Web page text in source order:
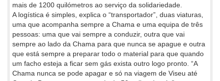
mais de 1200 quilómetros ao serviço da solidariedade.
A logística é simples, explica o “transportador”, duas viaturas,
uma que acompanha sempre a Chama e uma equipa de três
pessoas: uma que vai sempre a conduzir, outra que vai
sempre ao lado da Chama para que nunca se apague e outra
que está sempre a preparar todo o material para que quando
um facho esteja a ficar sem gás exista outro logo pronto. “A
Chama nunca se pode apagar e só na viagem de Viseu até